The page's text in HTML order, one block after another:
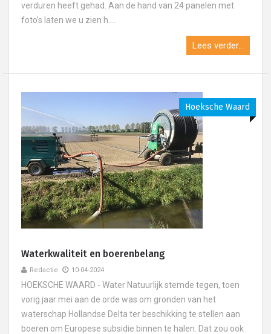
verduren heeft gehad. Aan de hand van 24 panelen met
foto’s laten we u zien h....
Lees verder...
Hoeksche Waard
Waterkwaliteit en boerenbelang
Redactie 10-04-2024
HOEKSCHE WAARD - Water Natuurlijk stemde tegen, toen
vorig jaar mei aan de orde was om gronden van het
waterschap Hollandse Delta ter beschikking te stellen aan
boeren om Europese subsidie binnen te halen. Dat zou ook